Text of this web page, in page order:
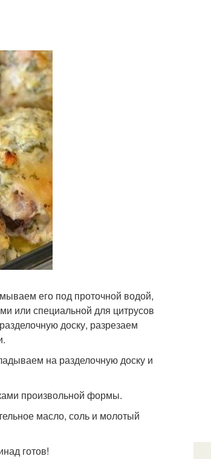
его под проточной водой,
или специальной для цитрусов
доску, разрезаем
на разделочную доску и
произвольной формы.
масло, соль и молотый
готов!